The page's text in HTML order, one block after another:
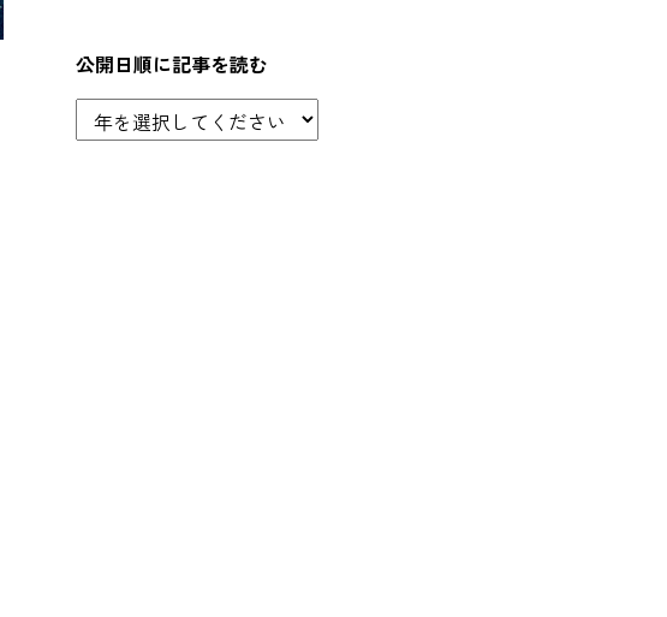
公開日順に記事を読む